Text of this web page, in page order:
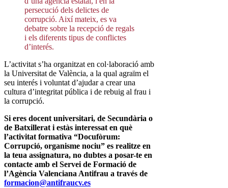
persecució dels delictes de
corrupció. Així mateix, es va
debatre sobre la recepció de regals
i els diferents tipus de conflictes
d’interés.
L’activitat s’ha organitzat en col·laboració amb
la Universitat de València, a la qual agraïm el
seu interés i voluntat d’ajudar a crear una
cultura d’integritat pública i de rebuig al frau i
la corrupció.
Si eres docent universitari, de Secundària o
de Batxillerat i estàs interessat en què
l’activitat formativa “Docufòrum:
Corrupció, organisme nociu” es realitze en
la teua assignatura, no dubtes a posar-te en
contacte amb el Servei de Formació de
l’Agència Valenciana Antifrau a través de
formacion@antifraucv.es